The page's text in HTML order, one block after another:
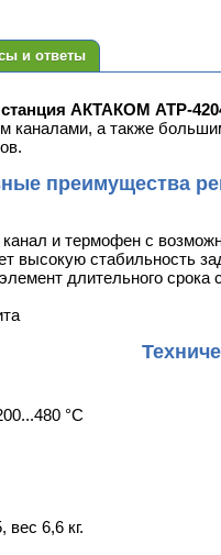
и ответы
АКТАКОМ АТР-
а также
преимущества
и термофен с
высокую стабильность
длительного
°С
вес 6,6 кг.